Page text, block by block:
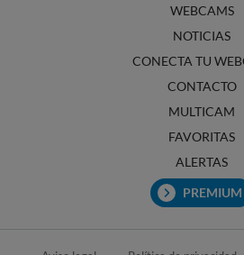
WEBCAMS
NOTICIAS
CONECTA TU
CONTACTO
MULTICAM
FAVORITAS
ALERTAS
PREMIUM